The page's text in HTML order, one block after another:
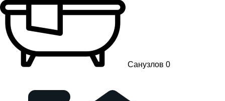
Санузлов 0